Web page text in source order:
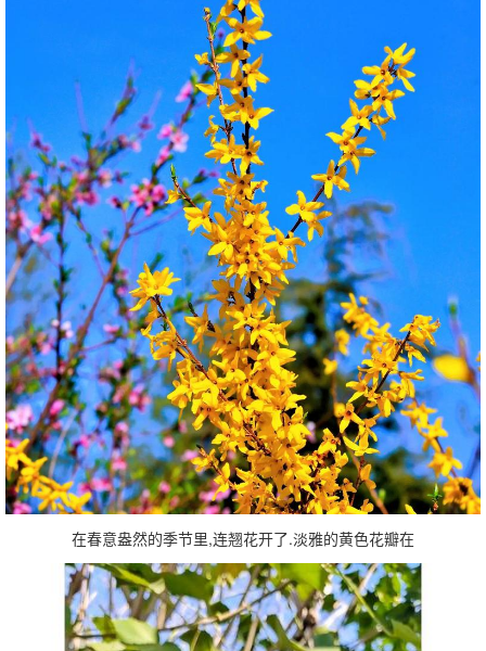
在春意盎然的季节里,连翘花开了.淡雅的黄色花瓣在